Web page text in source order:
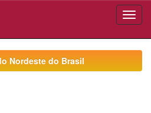
Nordeste do Brasil